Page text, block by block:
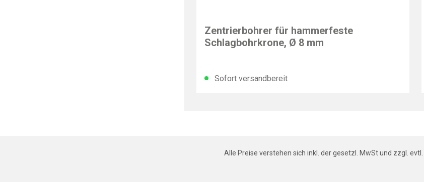
Zentrierbohrer für hammerfeste
Schlagbohrkrone, Ø 8 mm
Sofort versandbereit
Alle Preise verstehen sich inkl. der gesetzl. MwSt und zzgl. evtl.